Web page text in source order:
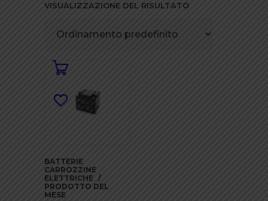
VISUALIZZAZIONE DEL RISULTATO
BATTERIE
CARROZZINE
ELETTRICHE
PRODOTTO DEL
MESE